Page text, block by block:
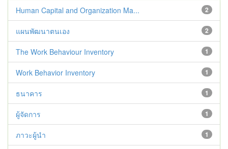
2
Human Capital and Organization Ma...
2
แผนพัฒนาตนเอง
1
The Work Behaviour Inventory
1
Work Behavior Inventory
1
ธนาคาร
1
ผู้จัดการ
1
ภาวะผู้นำ